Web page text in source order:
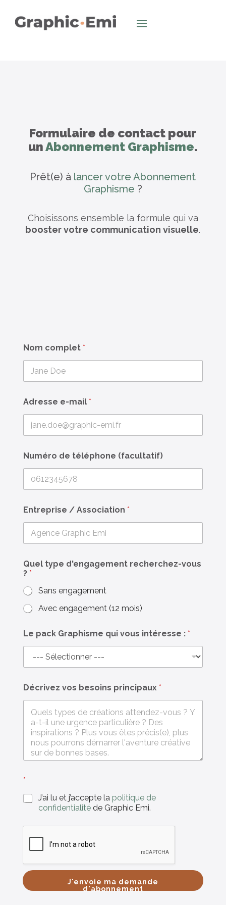
Formulaire de contact pour
unAbonnement Graphisme.
Prêt(e) à lancer votre Abonnement
Graphisme ?
Choisissons ensemble la formule qui va
booster votre communication visuelle.
Nom complet *
Adresse e-mail *
-
m
i
L
e
q
i
Numéro de téléphone (facultatif)
Entreprise / Association *
Quel type d'engagement recherchez-vous
? *
Sans engagement
Avec engagement (12 mois)
Le pack Graphisme qui vous intéresse : *
Décrivez vos besoins principaux *
*
J’ai lu et j’accepte la politique de
confidentialitéde Graphic Emi.
J'envoie ma demande
d'abonnement